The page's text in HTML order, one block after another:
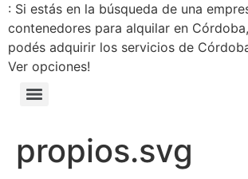
: Si estás en la búsqueda de una
contenedores para alquilar en
podés adquirir los servicios de
Ver opciones!
propios.svg